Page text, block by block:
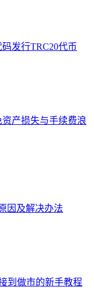
发行TRC20代币
产损失与手续费浪
因及解决办法
到做市的新手教程